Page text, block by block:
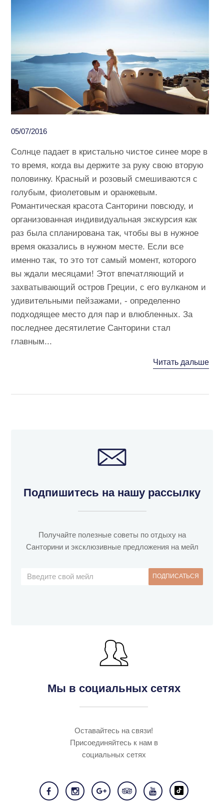
05/07/2016
Солнце падает в кристально чистое синее море в
то время, когда вы держите за руку свою вторую
половинку. Красный и розовый смешиваются с
голубым, фиолетовым и оранжевым.
Романтическая красота Санторини повсюду, и
организованная индивидуальная экскурсия как
раз была спланирована так, чтобы вы в нужное
время оказались в нужном месте. Если все
именно так, то это тот самый момент, которого
вы ждали месяцами! Этот впечатляющий и
захватывающий остров Греции, с его вулканом и
удивительными пейзажами, - определенно
подходящее место для пар и влюбленных. За
последнее десятилетие Санторини стал
главным...
Читать дальше
Подпишитесь на нашу рассылку
Получайте полезные советы по отдыху на
Санторини и эксклюзивные предложения на мейл
Мы в социальных сетях
Оставайтесь на связи!
Присоединяйтесь к нам в
социальных сетях